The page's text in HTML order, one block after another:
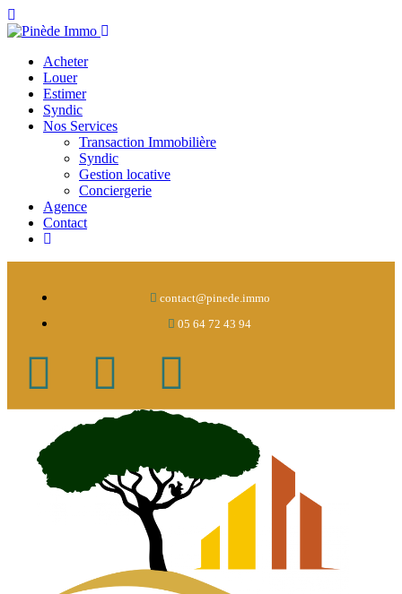
Acheter
Louer
Estimer
Syndic
Nos Services
Transaction Immobilière
Syndic
Gestion locative
Conciergerie
Agence
Contact
contact@pinede.immo
05 64 72 43 94